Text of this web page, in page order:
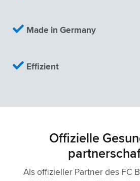
Made in Germany
Effizient
Offizielle
Als offizieller Partner des FC